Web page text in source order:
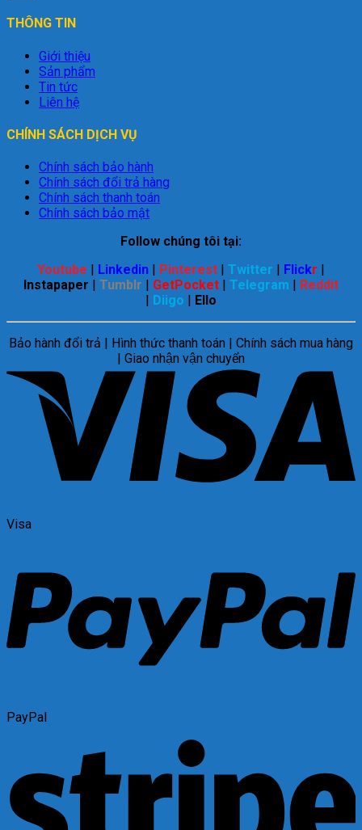
THÔNG TIN
Giới thiệu
Sản phẩm
Tin tức
Liên hệ
CHÍNH SÁCH DỊCH VỤ
Chính sách bảo hành
Chính sách đổi trả hàng
Chính sách thanh toán
Chính sách bảo mật
Follow chúng tôi tại:
Youtube | Linkedin | Pinterest | Twitter | Flickr |
Instapaper | Tumblr | GetPocket | Telegram | Reddit
| Diigo | Ello
Bảo hành đổi trả | Hình thức thanh toán | Chính sách mua hàng
| Giao nhận vận chuyển
Visa
PayPal